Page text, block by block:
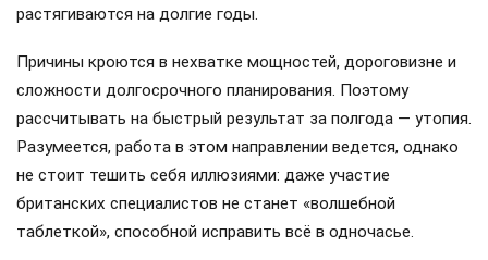
растягиваются на долгие годы.
Причины кроются в нехватке мощностей, дороговизне и
сложности долгосрочного планирования. Поэтому
рассчитывать на быстрый результат за полгода — утопия.
Разумеется, работа в этом направлении ведется, однако
не стоит тешить себя иллюзиями: даже участие
британских специалистов не станет «волшебной
таблеткой», способной исправить всё в одночасье.